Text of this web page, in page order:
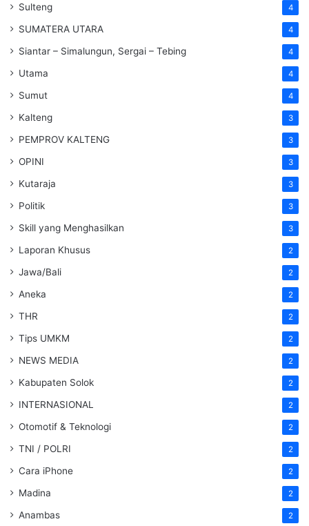
Sulteng 4
SUMATERA UTARA 4
Siantar – Simalungun, Sergai – Tebing 4
Utama 4
Sumut 4
Kalteng 3
PEMPROV KALTENG 3
OPINI 3
Kutaraja 3
Politik 3
Skill yang Menghasilkan 3
Laporan Khusus 2
Jawa/Bali 2
Aneka 2
THR 2
Tips UMKM 2
NEWS MEDIA 2
Kabupaten Solok 2
INTERNASIONAL 2
Otomotif & Teknologi 2
TNI / POLRI 2
Cara iPhone 2
Madina 2
Anambas 2